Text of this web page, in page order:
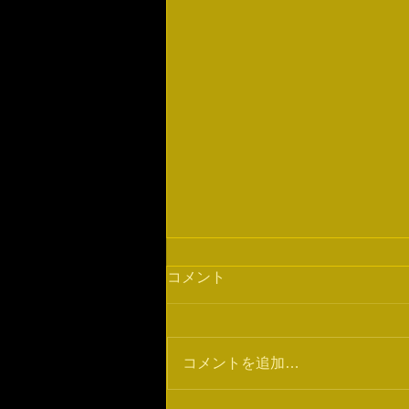
ジム移転のお知らせ
5月17日にクロスポイント・パラ
福生市熊川1396-2熊川ビル5Fと
なります。 よろしくお願い致し
コメント
コメントを追加…